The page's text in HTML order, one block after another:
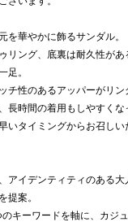
を華やかに飾るサンダル。
リング、底裏は耐久性が
足。
チ性のあるアッパーがリ
長時間の着用もしやすくな
いタイミングからお召しい
アイデンティティのある
提案。
のキーワードを軸に、カジ